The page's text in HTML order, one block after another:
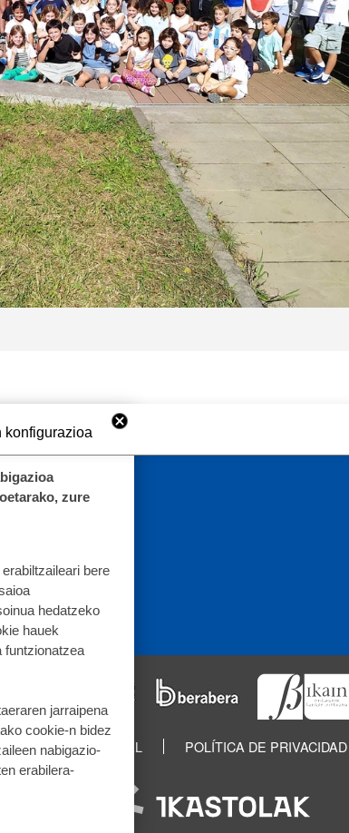
AVISO LEGAL POLÍTICA DE PRIVACIDAD
konfigurazioa
zure
bere
hedatzeko
hauek
funtzionatzea
jarraipena
cookie-n bidez
nabigazio-
erabilera-